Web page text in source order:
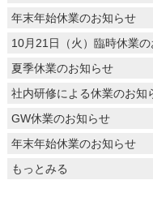
年末年始休業のお知らせ
10月21日（火）臨時休業
夏季休業のお知らせ
社内研修による休業のお知
GW休業のお知らせ
年末年始休業のお知らせ
もっとみる